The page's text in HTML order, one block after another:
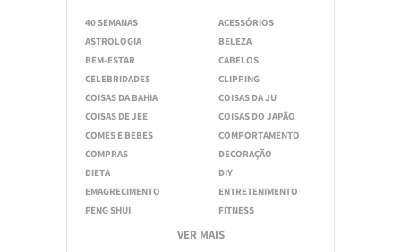
40 SEMANAS
ACESSÓRIOS
ASTROLOGIA
BELEZA
BEM-ESTAR
CABELOS
CELEBRIDADES
CLIPPING
COISAS DA BAHIA
COISAS DA JU
COISAS DE JEE
COISAS DO JAPÃO
COMES E BEBES
COMPORTAMENTO
COMPRAS
DECORAÇÃO
DIETA
DIY
EMAGRECIMENTO
ENTRETENIMENTO
FENG SHUI
FITNESS
VER MAIS